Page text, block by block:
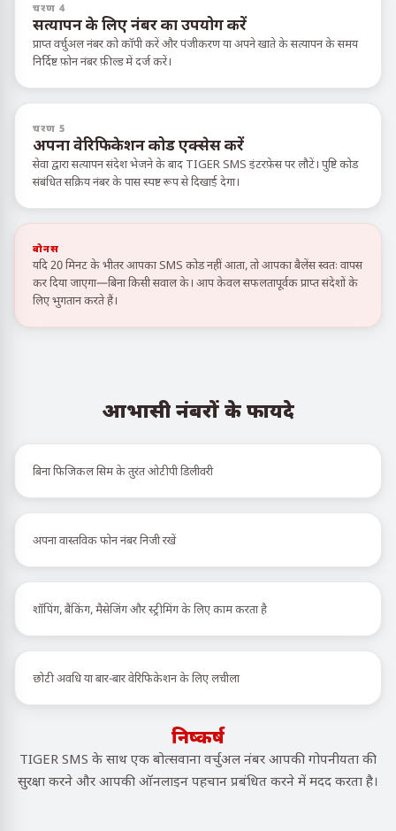
चरण 4
सत्यापन के लिए नंबर का उपयोग करें
प्राप्त वर्चुअल नंबर को कॉपी करें और पंजीकरण या अपने खाते के सत्यापन के समय
निर्दिष्ट फ़ोन नंबर फ़ील्ड में दर्ज करें।
चरण 5
अपना वेरिफिकेशन कोड एक्सेस करें
सेवा द्वारा सत्यापन संदेश भेजने के बाद TIGER SMS इंटरफ़ेस पर लौटें। पुष्टि कोड
संबंधित सक्रिय नंबर के पास स्पष्ट रूप से दिखाई देगा।
बोनस
यदि 20 मिनट के भीतर आपका SMS कोड नहीं आता, तो आपका बैलेंस स्वतः वापस
कर दिया जाएगा—बिना किसी सवाल के। आप केवल सफलतापूर्वक प्राप्त संदेशों के
लिए भुगतान करते हैं।
आभासी नंबरों के फायदे
बिना फिजिकल सिम के तुरंत ओटीपी डिलीवरी
अपना वास्तविक फोन नंबर निजी रखें
शॉपिंग, बैंकिंग, मैसेजिंग और स्ट्रीमिंग के लिए काम करता है
छोटी अवधि या बार-बार वेरिफिकेशन के लिए लचीला
निष्कर्ष
TIGER SMS के साथ एक बोत्सवाना वर्चुअल नंबर आपकी गोपनीयता की
सुरक्षा करने और आपकी ऑनलाइन पहचान प्रबंधित करने में मदद करता है।